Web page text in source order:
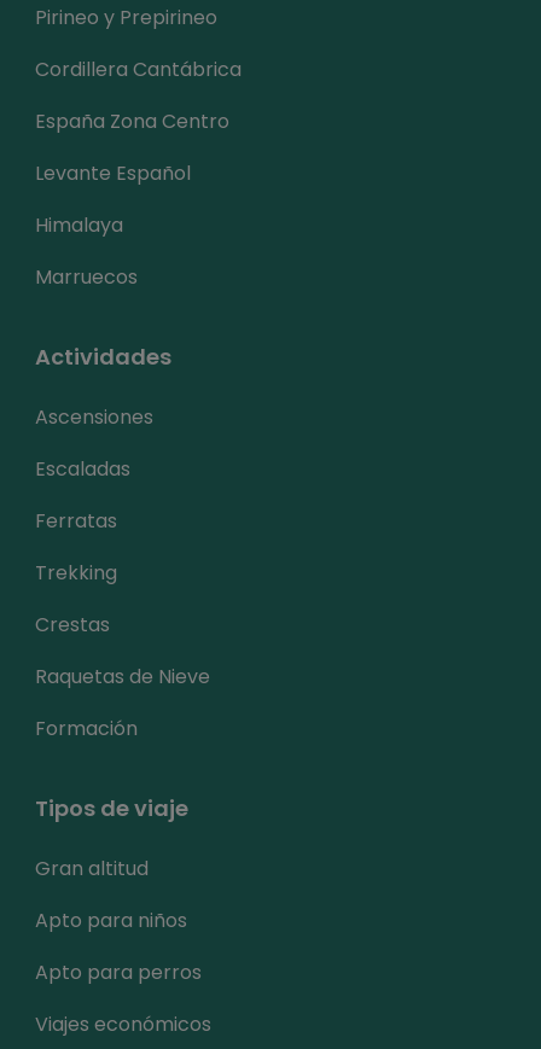
Pirineo y Prepirineo
Cordillera Cantábrica
España Zona Centro
Levante Español
Himalaya
Marruecos
Actividades
Ascensiones
Escaladas
Ferratas
Trekking
Crestas
Raquetas de Nieve
Formación
Tipos de viaje
Gran altitud
Apto para niños
Apto para perros
Viajes económicos